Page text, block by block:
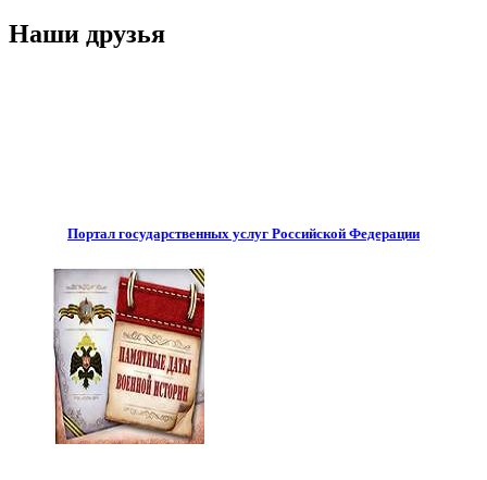
Наши друзья
Портал государственных услуг Российской Федерации